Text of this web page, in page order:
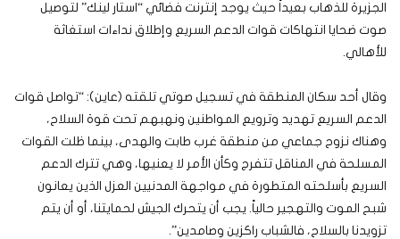
الجزيرة للذهاب بعيداً حيث يوجد إنترنت فضائي “استار لينك” لتوصيل
صوت ضحايا انتهاكات قوات الدعم السريع وإطلاق نداءات استغاثة
للأهالي.
وقال أحد سكان المنطقة في تسجيل صوتي تلقته (عاين): “تواصل قوات
الدعم السريع تهديد وترويع المواطنين ونهبهم تحت قوة السلاح،
وهناك نزوح جماعي من منطقة غرب طابت والهدى، بينما ظلت القوات
المسلحة في المناقل تتفرج وكأن الأمر لا يعنيها، وهي تترك الدعم
السريع بأسلحته المتطورة في مواجهة المدنيين العزل الذين يعانون
شبح الموت والتهجير حالياً. يجب أن يتحرك الجيش لحمايتنا، أو أن يتم
تزويدنا بالسلاح، فالشباب راكزين وصامدين”.